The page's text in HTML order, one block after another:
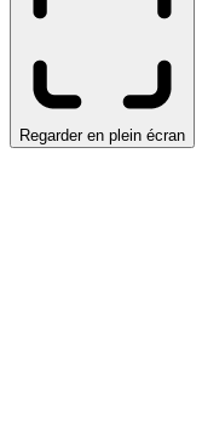
Regarder en plein écran